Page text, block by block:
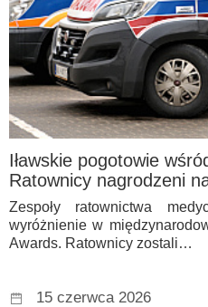
Iławskie pogotowie
Ratownicy nagrodzeni
Zespoły ratownictwa
wyróżnienie w
Awards. Ratownicy zostali…
15 czerwca 2026